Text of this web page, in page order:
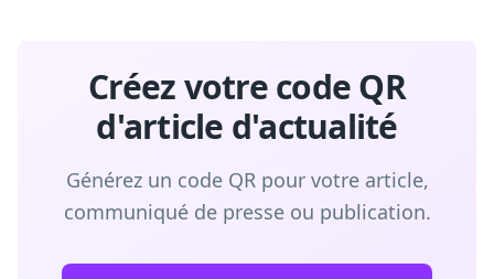
Créez votre code QR
d'article d'actualité
Générez un code QR pour votre article,
communiqué de presse ou publication.